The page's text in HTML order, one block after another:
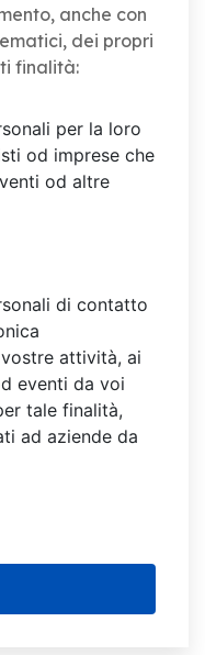
anche con
dei propri
finalità:
per la loro
od imprese che
od altre
di contatto
attività, ai
eventi da voi
tale finalità,
ad aziende da